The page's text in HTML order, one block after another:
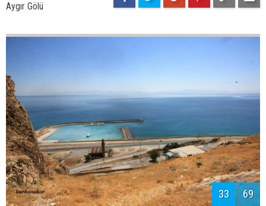
35 69
Burhan Akar'ın Objektifinden;
Kef Kalesi